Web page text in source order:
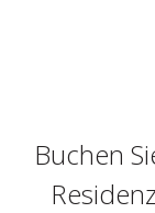
Buchen